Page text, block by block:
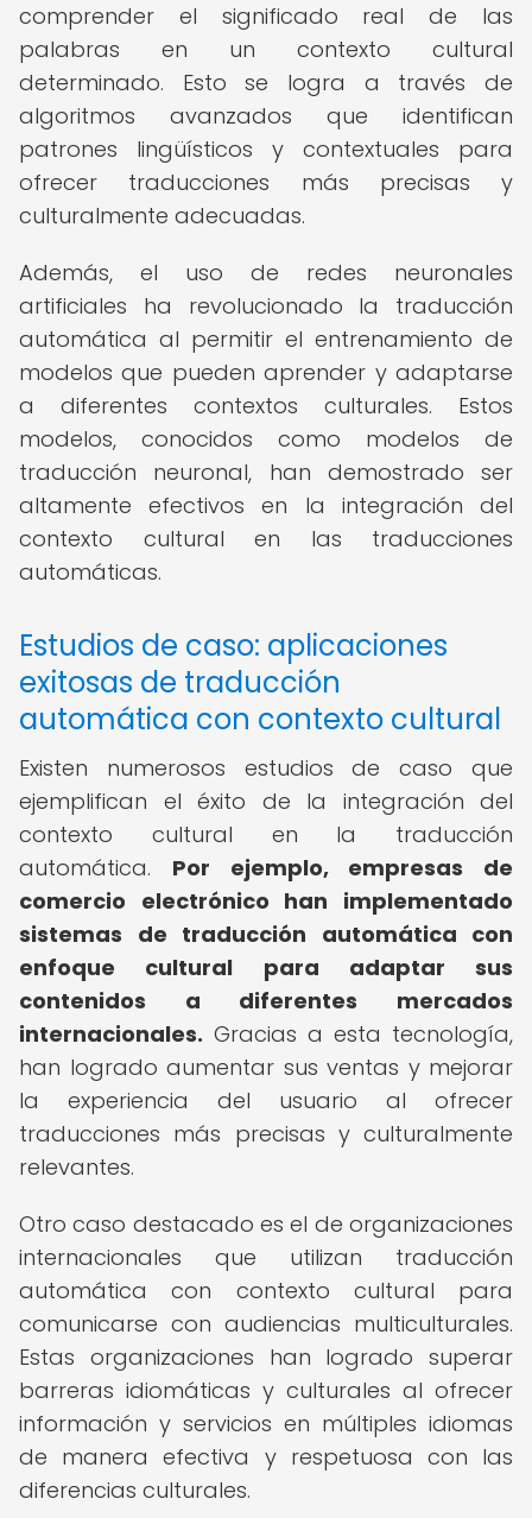
comprender el significado real de las
palabras en un contexto cultural
determinado. Esto se logra a través de
algoritmos avanzados que identifican
patrones lingüísticos y contextuales para
ofrecer traducciones más precisas y
culturalmente adecuadas.
Además, el uso de redes neuronales
artificiales ha revolucionado la traducción
automática al permitir el entrenamiento de
modelos que pueden aprender y adaptarse
a diferentes contextos culturales. Estos
modelos, conocidos como modelos de
traducción neuronal, han demostrado ser
altamente efectivos en la integración del
contexto cultural en las traducciones
automáticas.
Estudios de caso: aplicaciones
exitosas de traducción
automática con contexto cultural
Existen numerosos estudios de caso que
ejemplifican el éxito de la integración del
contexto cultural en la traducción
automática. Por ejemplo, empresas de
comercio electrónico han implementado
sistemas de traducción automática con
enfoque cultural para adaptar sus
contenidos a diferentes mercados
internacionales. Gracias a esta tecnología,
han logrado aumentar sus ventas y mejorar
la experiencia del usuario al ofrecer
traducciones más precisas y culturalmente
relevantes.
Otro caso destacado es el de organizaciones
internacionales que utilizan traducción
automática con contexto cultural para
comunicarse con audiencias multiculturales.
Estas organizaciones han logrado superar
barreras idiomáticas y culturales al ofrecer
información y servicios en múltiples idiomas
de manera efectiva y respetuosa con las
diferencias culturales.